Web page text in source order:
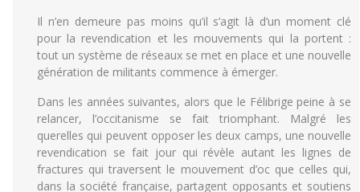
Il n’en demeure pas moins qu’il s’agit là d’un moment clé
pour la revendication et les mouvements qui la portent :
tout un système de réseaux se met en place et une nouvelle
génération de militants commence à émerger.
Dans les années suivantes, alors que le Félibrige peine à se
relancer, l’occitanisme se fait triomphant. Malgré les
querelles qui peuvent opposer les deux camps, une nouvelle
revendication se fait jour qui révèle autant les lignes de
fractures qui traversent le mouvement d’oc que celles qui,
dans la société française, partagent opposants et soutiens